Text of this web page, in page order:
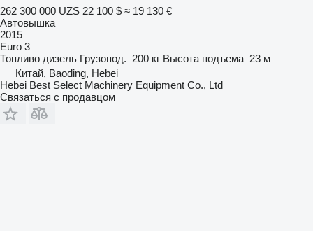
262 300 000 UZS 22 100 $ ≈ 19 130 €
Автовышка
2015
Euro 3
Топливо дизель Грузопод. 200 кг Высота подъема 23 м
Китай, Baoding, Hebei
Hebei Best Select Machinery Equipment Co., Ltd
Связаться с продавцом